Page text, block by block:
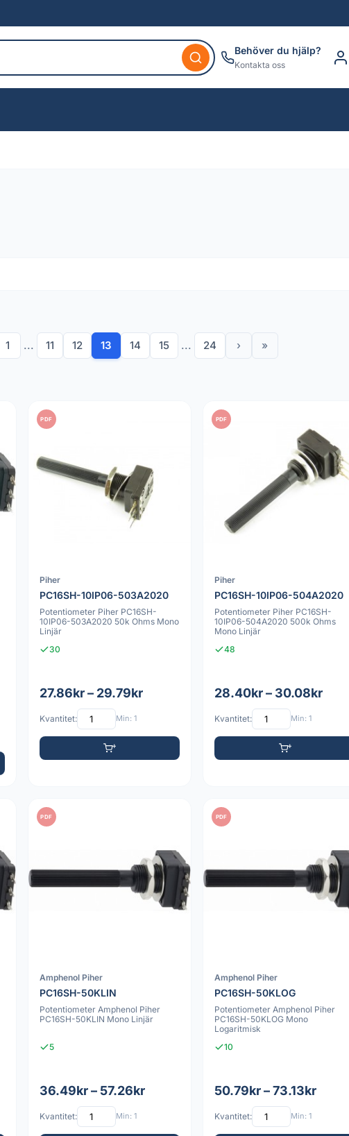
Behöver du hjälp?
Kontakta oss
1 ... 11 12 13 14 15 ... 24 › »
PDF
Piher
PC16SH-10IP06-503A2020
Potentiometer Piher PC16SH-
10IP06-503A2020 50k Ohms Mono
Linjär
30
27.86kr – 29.79kr
Kvantitet: Min: 1
PDF
Piher
PC16SH-10IP06-504A2020
Potentiometer Piher PC16SH-
10IP06-504A2020 500k Ohms
Mono Linjär
48
28.40kr – 30.08kr
Kvantitet: Min: 1
PDF
Amphenol Piher
PC16SH-50KLIN
Potentiometer Amphenol Piher
PC16SH-50KLIN Mono Linjär
5
36.49kr – 57.26kr
Kvantitet: Min: 1
PDF
Amphenol Piher
PC16SH-50KLOG
Potentiometer Amphenol Piher
PC16SH-50KLOG Mono
Logaritmisk
10
50.79kr – 73.13kr
Kvantitet: Min: 1